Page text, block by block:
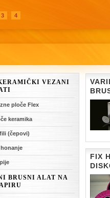
3 4
VEZANI
ploče Flex
keramika
(čepovi)
BRUSNI ALAT NA
FIX